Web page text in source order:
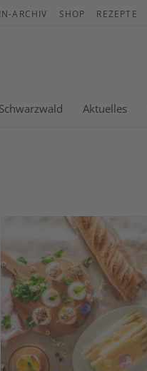
ARCHIV SHOP REZEPTE
Schwarzwald Aktuelles